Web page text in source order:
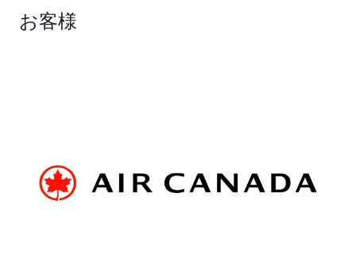
アンスプログラムに基づき、データの保護とコンプ
お客様